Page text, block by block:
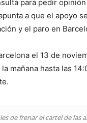
para pedir opinión
a que el apoyo
y el paro en
el 13 de
mañana hasta las
de frenar el cartel de las